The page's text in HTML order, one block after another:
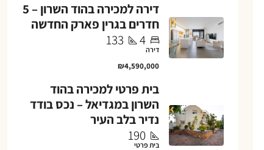
דירה למכירה בהוד השרון – 5
חדרים בגרין פארק החדשה
4
133
דירה
₪4,590,000
בית פרטי למכירה בהוד
השרון במגדיאל – נכס בודד
נדיר בלב העיר
190
בית פרטי